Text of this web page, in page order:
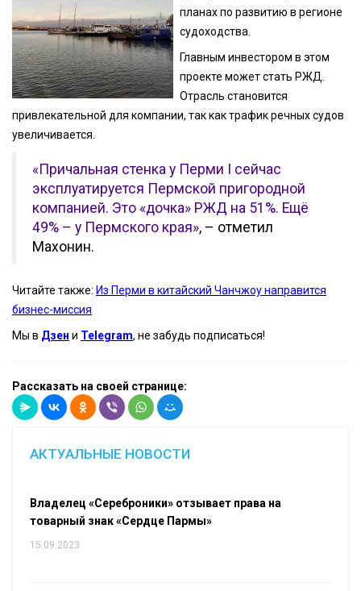
планах по развитию в регионе
судоходства.
Главным инвестором в этом
проекте может стать РЖД.
Отрасль становится
привлекательной для компании, так как трафик речных судов
увеличивается.
«Причальная стенка у Перми I сейчас
эксплуатируется Пермской пригородной
компанией. Это «дочка» РЖД на 51%. Ещё
49% – у Пермского края», – отметил
Махонин.
Читайте также: Из Перми в китайский Чанчжоу направится
бизнес-миссия
Мы в Дзен и Telegram, не забудь подписаться!
Рассказать на своей странице:
АКТУАЛЬНЫЕ НОВОСТИ
Владелец «Сереброники» отзывает права на
товарный знак «Сердце Пармы»
15.09.2023